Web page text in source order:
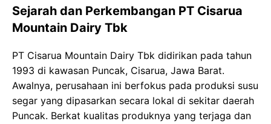
Sejarah dan Perkembangan PT Cisarua
Mountain Dairy Tbk
PT Cisarua Mountain Dairy Tbk didirikan pada tahun
1993 di kawasan Puncak, Cisarua, Jawa Barat.
Awalnya, perusahaan ini berfokus pada produksi susu
segar yang dipasarkan secara lokal di sekitar daerah
Puncak. Berkat kualitas produknya yang terjaga dan